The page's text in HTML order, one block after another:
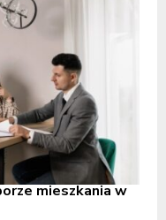
mieszkania w